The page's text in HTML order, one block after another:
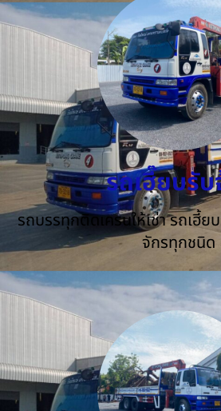
รถเฮี๊ยบรับ
รถบรรทุกติดเครนให้เช่า รถเฮี้ย
จักรทุกชนิด